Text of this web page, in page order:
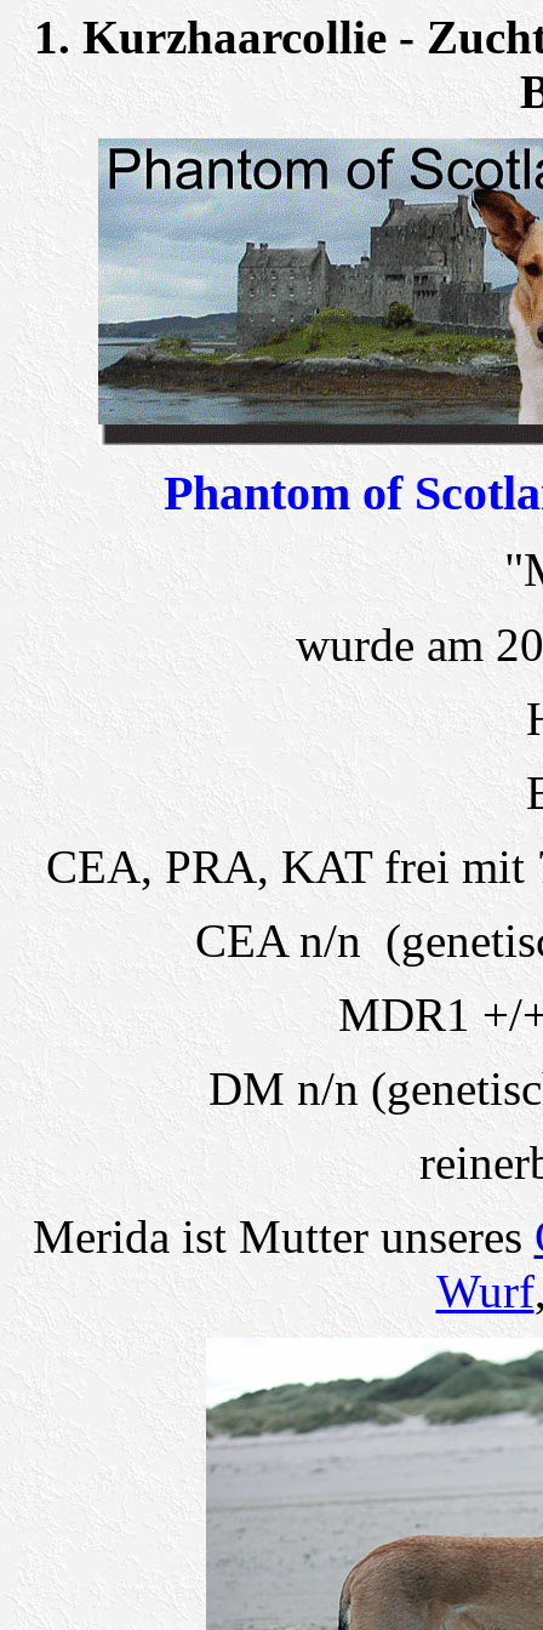
1. Kurzhaarcollie -
Phantom of
wurde am
CEA, PRA, KAT frei mit
CEA n/n
MDR1 +/
DM n/n
Merida ist Mutter unseres
Wurf